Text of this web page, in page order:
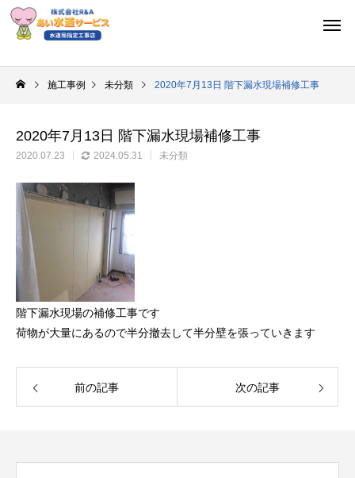
施工事例 未分類 2020年7月13日 階下漏水現場補修工事
2020年7月13日 階下漏水現場補修工事
2020.07.23 2024.05.31 未分類
階下漏水現場の補修工事です
荷物が大量にあるので半分撤去して半分壁を張っていきます
前の記事 次の記事